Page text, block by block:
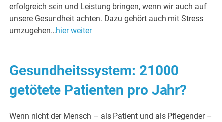
erfolgreich sein und Leistung bringen, wenn wir auch auf
unsere Gesundheit achten. Dazu gehört auch mit Stress
umzugehen…hier weiter
Gesundheitssystem: 21000
getötete Patienten pro Jahr?
Wenn nicht der Mensch – als Patient und als Pflegender –